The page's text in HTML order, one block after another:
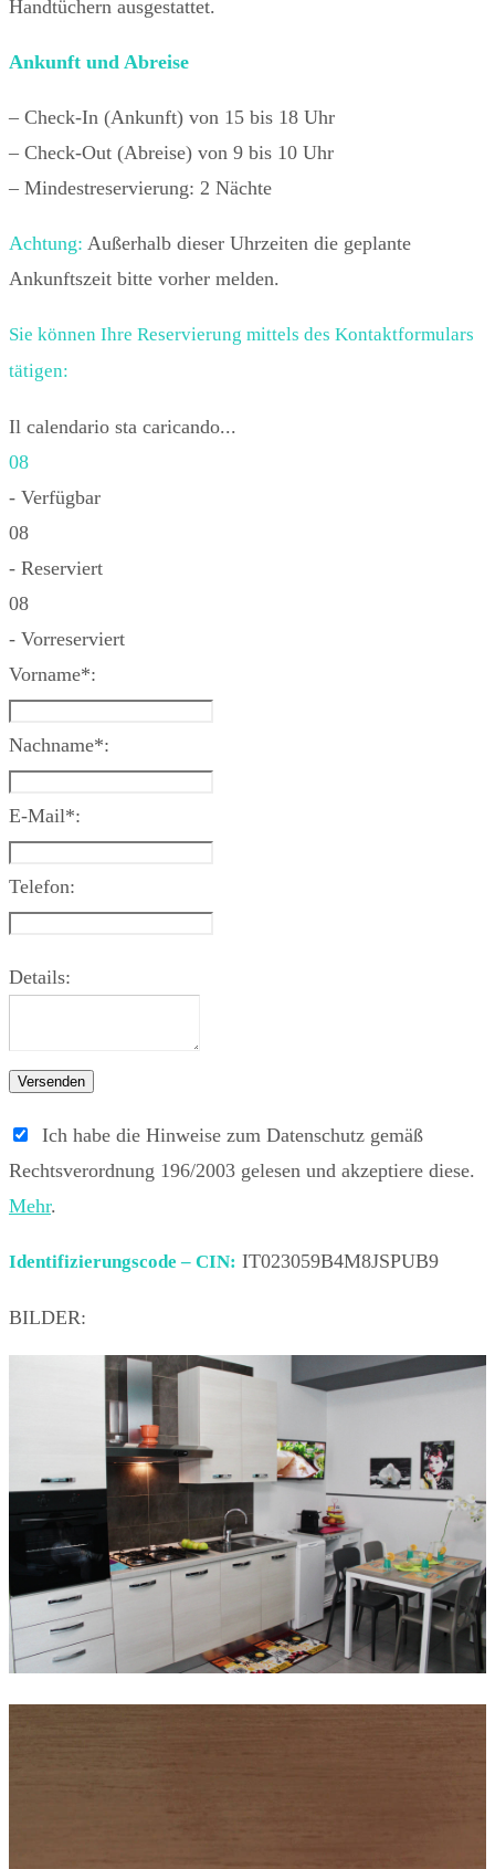
Handtüchern ausgestattet.
Ankunft und Abreise
– Check-In (Ankunft) von 15 bis 18 Uhr
– Check-Out (Abreise) von 9 bis 10 Uhr
– Mindestreservierung: 2 Nächte
Achtung: Außerhalb dieser Uhrzeiten die geplante
Ankunftszeit bitte vorher melden.
Sie können Ihre Reservierung mittels des Kontaktformulars
tätigen:
Il calendario sta caricando...
08
- Verfügbar
08
- Reserviert
08
- Vorreserviert
Vorname*:
Nachname*:
E-Mail*:
Telefon:
Details:
Versenden
Ich habe die Hinweise zum Datenschutz gemäß
Rechtsverordnung 196/2003 gelesen und akzeptiere diese.
Mehr.
Identifizierungscode – CIN: IT023059B4M8JSPUB9
BILDER: